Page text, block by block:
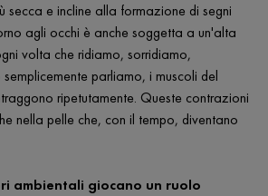
secca e incline alla formazione di segni
agli occhi è anche soggetta a un'alta
volta che ridiamo, sorridiamo,
parliamo, i muscoli del
ripetutamente. Queste contrazioni
nella pelle che, con il tempo, diventano
ambientali giocano un ruolo